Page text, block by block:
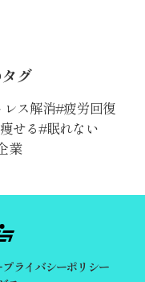
グ
ス解消 疲労回復
痩せる 眠れない
業
プライバシーポリシー